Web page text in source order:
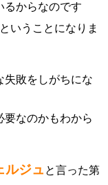
るからなのです
ということになりま
失敗をしがちにな
要なのかもわから
ルジュ と言った第